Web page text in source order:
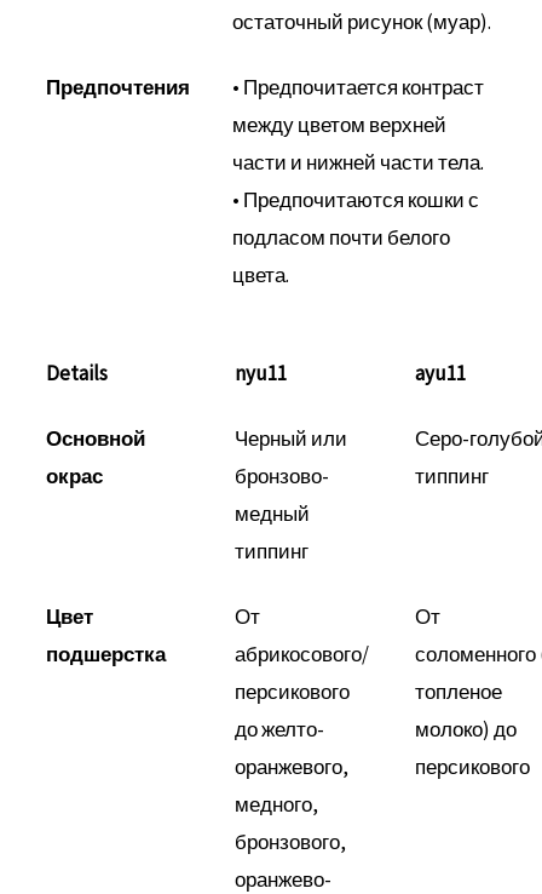
остаточный рисунок (муар).
Предпочтения
• Предпочитается контраст
между цветом верхней
части и нижней части тела.
• Предпочитаются кошки с
подласом почти белого
цвета.
Details nyu11 ayu11
Основной
окрас
Черный или
бронзово-
медный
типпинг
Серо-
типпинг
Цвет
подшерстка
От
абрикосового/
персикового
до желто-
оранжевого,
медного,
бронзового,
оранжево-
От
соломенного
топленое
молоко) до
персикового